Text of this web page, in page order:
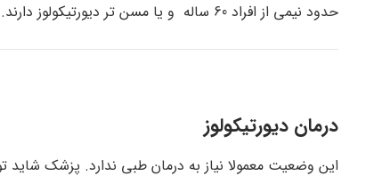
حدود نیمی از افراد 60 ساله و یا مسن تر دیورتیکولوز دارند. در 10 تا 25 درصد این موارد ممکن است دیورتیکولیت ایجاد شود.
درمان دیورتیکولوز
این وضعیت معمولا نیاز به درمان طبی ندارد. پزشک شاید